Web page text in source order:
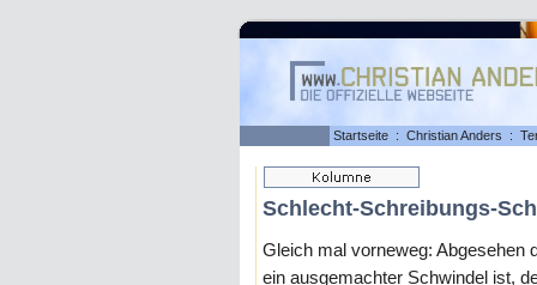
Startseite : Christian Anders :
Schlecht-Schreibungs-
Gleich mal vorneweg: Abgesehen
ein ausgemachter Schwindel ist,